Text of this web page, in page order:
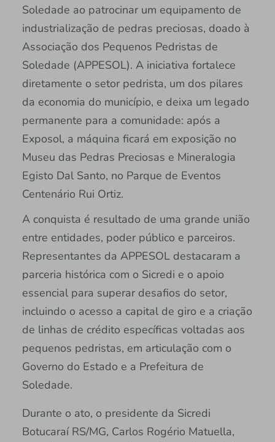
Soledade ao patrocinar um equipamento de
industrialização de pedras preciosas, doado à
Associação dos Pequenos Pedristas de
Soledade (APPESOL). A iniciativa fortalece
diretamente o setor pedrista, um dos pilares
da economia do município, e deixa um legado
permanente para a comunidade: após a
Exposol, a máquina ficará em exposição no
Museu das Pedras Preciosas e Mineralogia
Egisto Dal Santo, no Parque de Eventos
Centenário Rui Ortiz.
A conquista é resultado de uma grande união
entre entidades, poder público e parceiros.
Representantes da APPESOL destacaram a
parceria histórica com o Sicredi e o apoio
essencial para superar desafios do setor,
incluindo o acesso a capital de giro e a criação
de linhas de crédito específicas voltadas aos
pequenos pedristas, em articulação com o
Governo do Estado e a Prefeitura de
Soledade.
Durante o ato, o presidente da Sicredi
Botucaraí RS/MG, Carlos Rogério Matuella,